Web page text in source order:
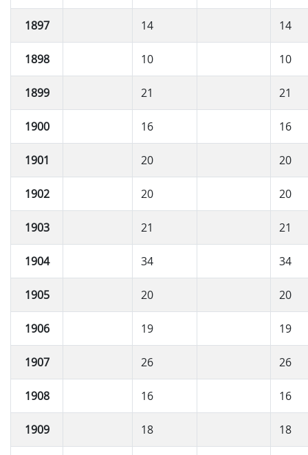
1897 14 14
1898 10 10
1899 21 21
1900 16 16
1901 20 20
1902 20 20
1903 21 21
1904 34 34
1905 20 20
1906 19 19
1907 26 26
1908 16 16
1909 18 18